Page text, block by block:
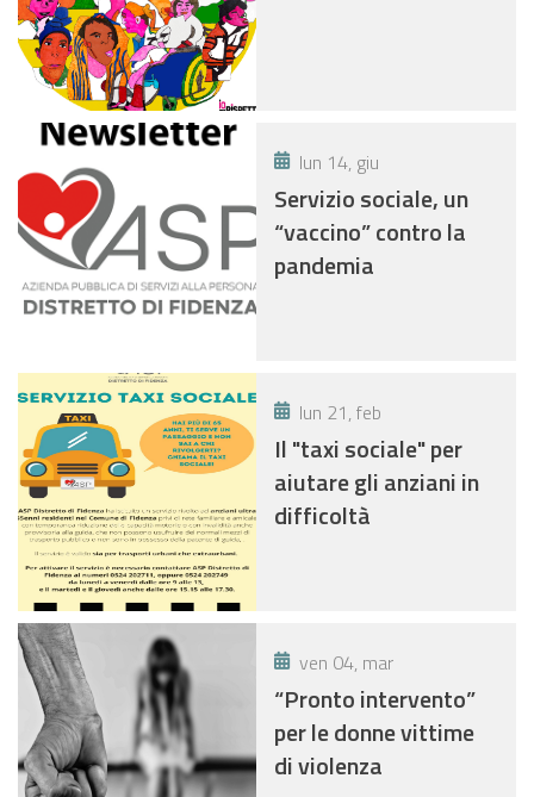
lun 14, giu
Servizio sociale, un
“vaccino” contro la
pandemia
lun 21, feb
Il "taxi sociale" per
aiutare gli anziani in
difficoltà
ven 04, mar
“Pronto intervento”
per le donne vittime
di violenza